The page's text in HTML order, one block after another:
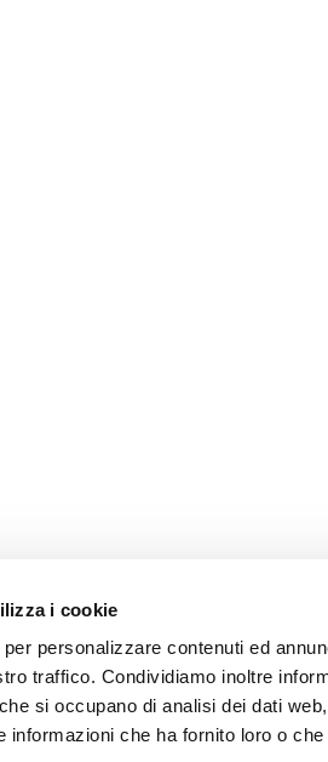
i cookie
personalizzare contenuti ed
traffico. Condividiamo inoltre
si occupano di analisi dei dati
informazioni che ha fornito loro o